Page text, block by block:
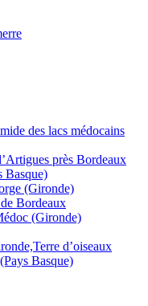
des lacs médocains
près Bordeaux
Basque)
(Gironde)
Bordeaux
(Gironde)
d’oiseaux
Basque)